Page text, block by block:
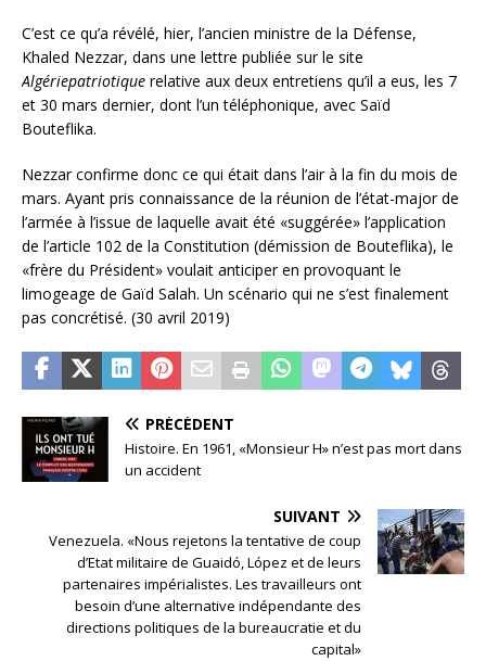
C’est ce qu’a révélé, hier, l’ancien ministre de la Défense,
Khaled Nezzar, dans une lettre publiée sur le site
Algériepatriotique relative aux deux entretiens qu’il a eus, les 7
et 30 mars dernier, dont l’un téléphonique, avec Saïd
Bouteflika.
Nezzar confirme donc ce qui était dans l’air à la fin du mois de
mars. Ayant pris connaissance de la réunion de l’état-major de
l’armée à l’issue de laquelle avait été «suggérée» l’application
de l’article 102 de la Constitution (démission de Bouteflika), le
«frère du Président» voulait anticiper en provoquant le
limogeage de Gaïd Salah. Un scénario qui ne s’est finalement
pas concrétisé. (30 avril 2019)
PRÉCÉDENT
Histoire. En 1961, «Monsieur H» n’est pas mort dans
un accident
SUIVANT
Venezuela. «Nous rejetons la tentative de coup
d’Etat militaire de Guaidó, López et de leurs
partenaires impérialistes. Les travailleurs ont
besoin d’une alternative indépendante des
directions politiques de la bureaucratie et du
capital»